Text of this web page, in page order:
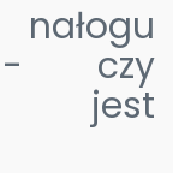
- czy
jest